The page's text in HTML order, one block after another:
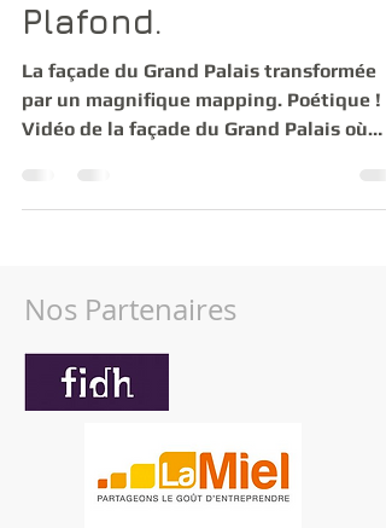
Plafond.
La façade du Grand Palais transformée
par un magnifique mapping. Poétique !
Vidéo de la façade du Grand Palais où
Nos Partenaires